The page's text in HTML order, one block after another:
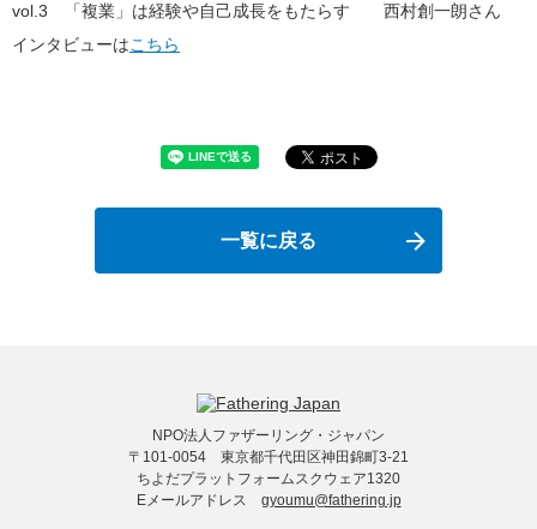
vol.3 「複業」は経験や自己成長をもたらす 西村創一朗さん
インタビューはこちら
一覧に戻る
NPO法人ファザーリング・ジャパン
〒101-0054 東京都千代田区神田錦町3-21
ちよだプラットフォームスクウェア1320
Eメールアドレス gyoumu@fathering.jp